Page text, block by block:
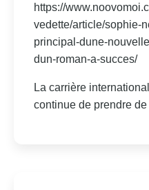
https://
vedette/article/sophie-
principal-dune-
dun-roman-a-succes/
La carrière
continue de prendre de